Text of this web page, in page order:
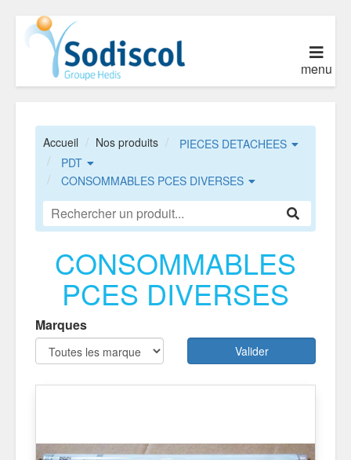
menu
Accueil Nos produits
PIECES DETACHEES
PDT
CONSOMMABLES PCES DIVERSES
CONSOMMABLES
PCES DIVERSES
Marques
Valider